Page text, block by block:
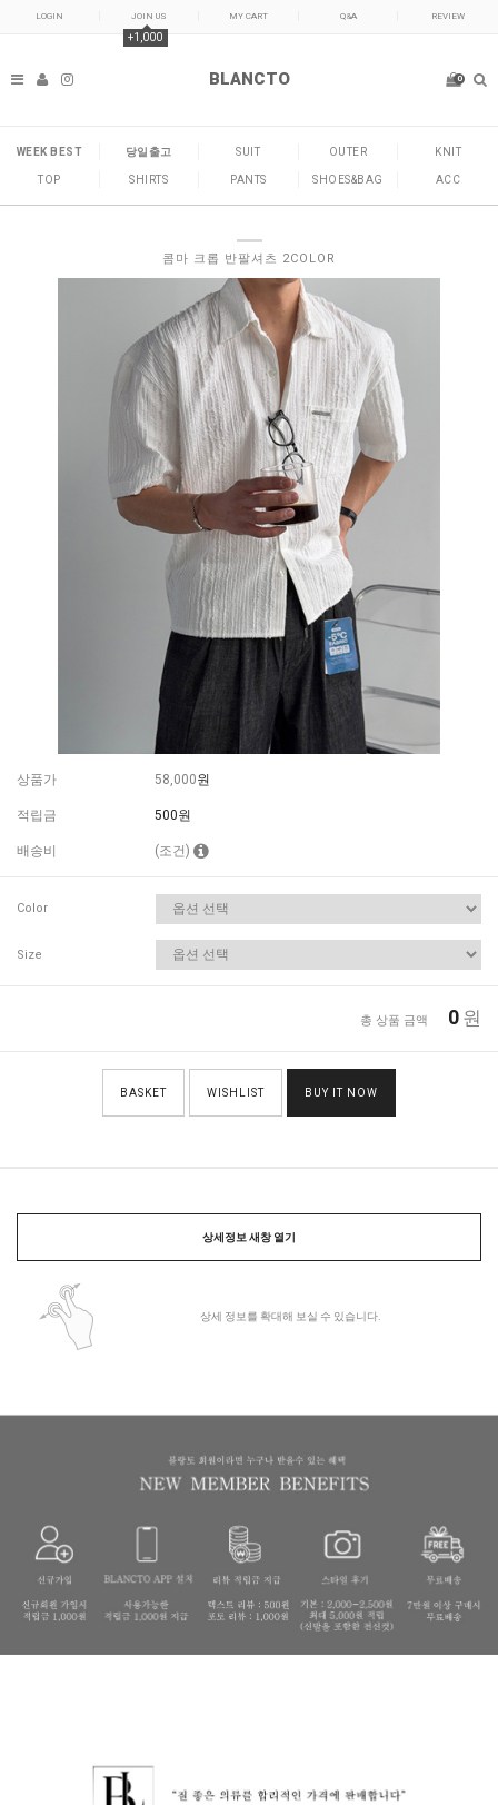
LOGIN JOIN US
+1,000
MY CART Q&A REVIEW
BLANCTO 0
WEEK BEST 당일출고 SUIT OUTER KNIT
TOP SHIRTS PANTS SHOES&BAG ACC
콤마 크롭 반팔셔츠 2COLOR
상품가 58,000원
적립금 500원
배송비 (조건)
Color
Size
총 상품 금액 0 원
BASKET WISHLIST BUY IT NOW
상세정보 새창 열기
상세 정보를 확대해 보실 수 있습니다.